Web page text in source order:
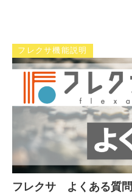
フレクサ機能説明
フレクサ よくある質問